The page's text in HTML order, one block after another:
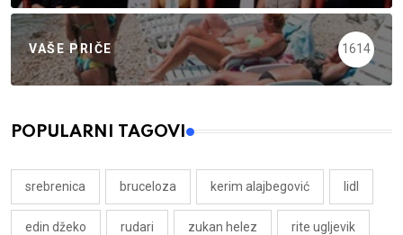
VAŠE PRIČE 1614
POPULARNI TAGOVI
srebrenica bruceloza kerim alajbegović lidl
edin džeko rudari zukan helez rite ugljevik